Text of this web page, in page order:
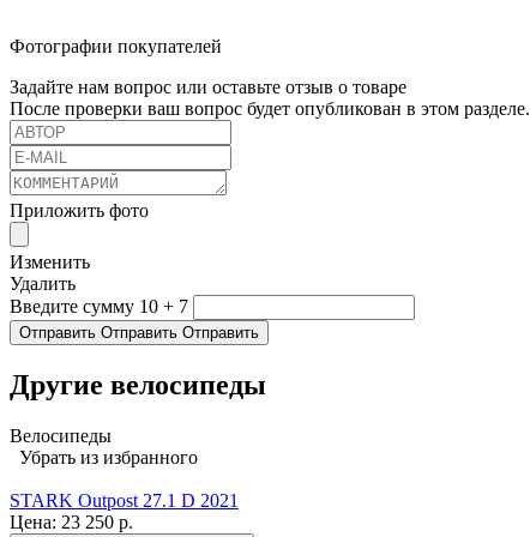
Фотографии покупателей
Задайте нам вопрос или оставьте отзыв о товаре
После проверки ваш вопрос будет опубликован в этом разделе.
Приложить фото
Изменить
Удалить
Введите сумму 10 + 7
Отправить Отправить Отправить
Другие велосипеды
Велосипеды
Убрать из избранного
STARK Outpost 27.1 D 2021
Цена: 23 250 р.